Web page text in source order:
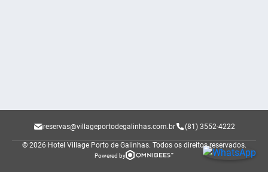
reservas@villageportodegalinhas.com.br (81) 3552-4222
© 2026 Hotel Village Porto de Galinhas. Todos os direitos reservados.
Powered by